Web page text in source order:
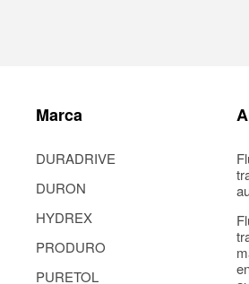
Marca
DURADRIVE
DURON
HYDREX
PRODURO
PURETOL